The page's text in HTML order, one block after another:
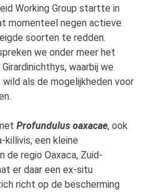
Working Group startte in
momenteel negen actieve
soorten te redden.
we onder meer het
waarbij we
als de mogelijkheden voor
Profundulus oaxacae, ook
killivis, een kleine
de regio Oaxaca, Zuid-
er daar een ex-situ
richt op de bescherming